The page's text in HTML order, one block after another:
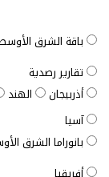
باقة الشرق
تقارير رصدية
أذربيجان
الهند
آسيا
بانوراما الشرق